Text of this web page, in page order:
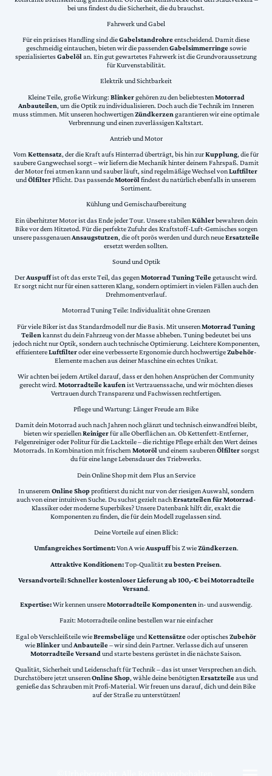
bei uns findest du die Sicherheit, die du brauchst.
Fahrwerk und Gabel
Für ein präzises Handling sind dieGabelstandrohreentscheidend. Damit diese
geschmeidig eintauchen, bieten wir die passendenGabelsimmerringesowie
spezialisiertesGabelölan. Ein gut gewartetes Fahrwerk ist die Grundvoraussetzung
für Kurvenstabilität.
Elektrik und Sichtbarkeit
Kleine Teile, große Wirkung: Blinkergehören zu den beliebtestenMotorrad
Anbauteilen, um die Optik zu individualisieren. Doch auch die Technik im Inneren
muss stimmen. Mit unseren hochwertigenZündkerzen garantieren wir eine optimale
Verbrennung und einen zuverlässigen Kaltstart.
Antrieb und Motor
VomKettensatz, der die Kraft aufs Hinterrad überträgt, bis hin zurKupplung, die für
saubere Gangwechsel sorgt – wir liefern die Mechanik hinter deinem Fahrspaß. Damit
der Motor frei atmen kann und sauber läuft, sind regelmäßige Wechsel vonLuftfilter
undÖlfilterPflicht. Das passendeMotorölfindest du natürlich ebenfalls in unserem
Sortiment.
Kühlung und Gemischaufbereitung
Ein überhitzter Motor ist das Ende jeder Tour. Unsere stabilenKühlerbewahren dein
Bike vor dem Hitzetod. Für die perfekte Zufuhr des Kraftstoff-Luft-Gemisches sorgen
unsere passgenauenAnsaugstutzen, die oft porös werden und durch neueErsatzteile
ersetzt werden sollten.
Sound und Optik
DerAuspuffist oft das erste Teil, das gegenMotorrad Tuning Teilegetauscht wird.
Er sorgt nicht nur für einen satteren Klang, sondern optimiert in vielen Fällen auch den
Drehmomentverlauf.
Motorrad Tuning Teile: Individualität ohne Grenzen
Für viele Biker ist das Standardmodell nur die Basis. Mit unserenMotorrad Tuning
Teilen kannst du dein Fahrzeug von der Masse abheben. Tuning bedeutet bei uns
jedoch nicht nur Optik, sondern auch technische Optimierung. Leichtere Komponenten,
effizientereLuftfilteroder eine verbesserte Ergonomie durch hochwertigeZubehör-
Elemente machen aus deiner Maschine ein echtes Unikat.
Wir achten bei jedem Artikel darauf, dass er den hohen Ansprüchen der Community
gerecht wird. Motorradteile kaufen ist Vertrauenssache, und wir möchten dieses
Vertrauen durch Transparenz und Fachwissen rechtfertigen.
Pflege und Wartung: Länger Freude am Bike
Damit dein Motorrad auch nach Jahren noch glänzt und technisch einwandfrei bleibt,
bieten wir speziellenReinigerfür alle Oberflächen an. Ob Kettenfett-Entferner,
Felgenreiniger oder Politur für die Lackteile – die richtige Pflege erhält den Wert deines
Motorrads. In Kombination mit frischemMotorölund einem sauberenÖlfiltersorgst
du für eine lange Lebensdauer des Triebwerks.
Dein Online Shop mit dem Plus an Service
In unserem Online Shopprofitierst du nicht nur von der riesigen Auswahl, sondern
auch von einer intuitiven Suche. Du suchst gezielt nachErsatzteilen für Motorrad-
Klassiker oder moderne Superbikes? Unsere Datenbank hilft dir, exakt die
Komponenten zu finden, die für dein Modell zugelassen sind.
Deine Vorteile auf einen Blick:
Umfangreiches Sortiment:Von A wieAuspuffbis Z wieZündkerzen.
Attraktive Konditionen:Top-Qualitätzu besten Preisen.
Versandvorteil:Schneller kostenloser Lieferung ab 100,-€ bei Motorradteile
Versand.
Expertise:Wir kennen unsereMotorradteile Komponentenin- und auswendig.
Fazit: Motorradteile online bestellen war nie einfacher
Egal ob Verschleißteile wieBremsbelägeundKettensätzeoder optischesZubehör
wieBlinkerundAnbauteile– wir sind dein Partner. Verlasse dich auf unseren
Motorradteile Versand und starte bestens gerüstet in die nächste Saison.
Qualität, Sicherheit und Leidenschaft für Technik – das ist unser Versprechen an dich.
Durchstöbere jetzt unserenOnline Shop, wähle deine benötigtenErsatzteileaus und
genieße das Schrauben mit Profi-Material. Wir freuen uns darauf, dich und dein Bike
auf der Straße zu unterstützen!